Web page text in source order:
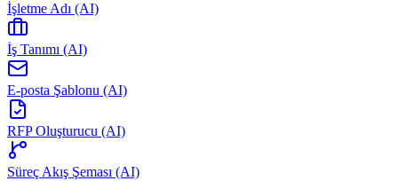
İşletme Adı (AI)
İş Tanımı (AI)
E-posta Şablonu (AI)
RFP Oluşturucu (AI)
Süreç Akış Şeması (AI)